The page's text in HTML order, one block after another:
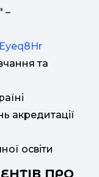
–
та
акредитації
освіти
ПРО